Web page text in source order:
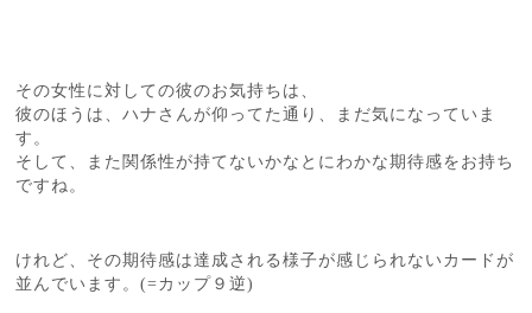
その女性に対しての彼のお気持ちは、
彼のほうは、ハナさんが仰ってた通り、まだ気になっていま
す。
そして、また関係性が持てないかなとにわかな期待感をお持ち
ですね。
けれど、その期待感は達成される様子が感じられないカードが
並んでいます。(=カップ９逆)